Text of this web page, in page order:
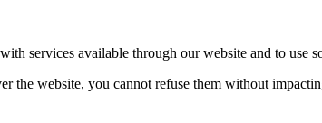
services available through our website and to use
the website, you cannot refuse them without